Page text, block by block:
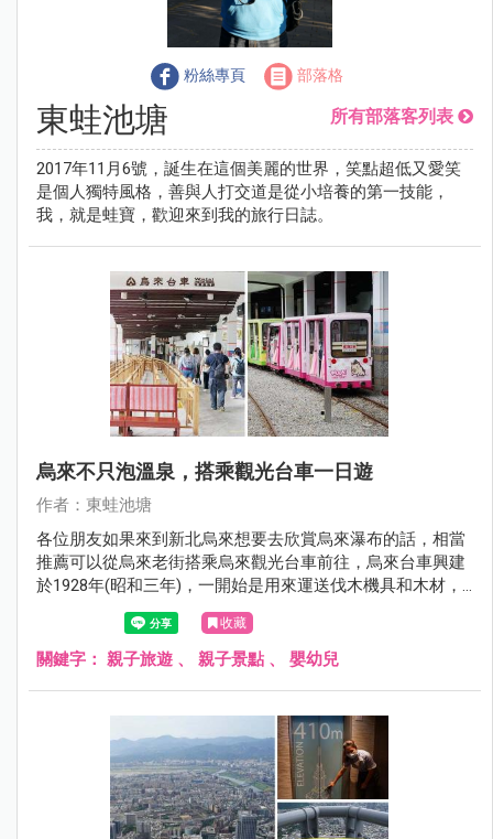
粉絲專頁 部落格
東蛙池塘 所有部落客列表
2017年11月6號，誕生在這個美麗的世界，笑點超低又愛笑
是個人獨特風格，善與人打交道是從小培養的第一技能，
我，就是蛙寶，歡迎來到我的旅行日誌。
烏來不只泡溫泉，搭乘觀光台車一日遊
作者：東蛙池塘
各位朋友如果來到新北烏來想要去欣賞烏來瀑布的話，相當
推薦可以從烏來老街搭乘烏來觀光台車前往，烏來台車興建
於1928年(昭和三年)，一開始是用來運送伐木機具和木材，
1951年出現手推式載客台車，1964年擴建為雙軌，1974年將
台車動力機械化，「烏來觀光台車」正式誕生，我們可以從
烏來老街搭配烏來觀光台車前往烏來瀑布，單程票價是50
收藏
關鍵字： 親子旅遊 、 親子景點 、 嬰幼兒